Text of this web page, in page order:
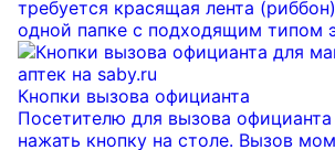
требуется красящая лента
одной папке с подходящим типом
Кнопки вызова официанта
Посетителю для вызова официанта
нажать кнопку на столе. Вызов